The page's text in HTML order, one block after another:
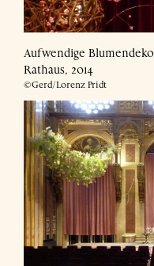
Aufwendige
Rathaus, 2014
©Gerd/Lorenz Pridt